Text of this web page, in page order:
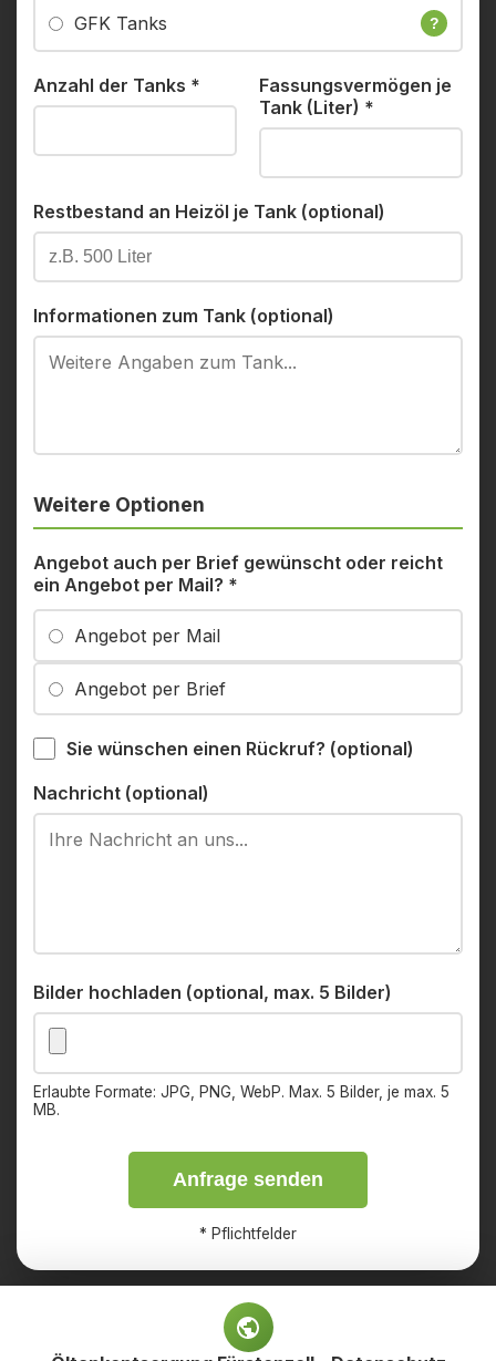
GFK Tanks ?
Anzahl der Tanks *
Fassungsvermögen je
Tank (Liter) *
Restbestand an Heizöl je Tank (optional)
Informationen zum Tank (optional)
Weitere Optionen
Angebot auch per Brief gewünscht oder reicht
ein Angebot per Mail? *
Angebot per Mail
Angebot per Brief
Sie wünschen einen Rückruf? (optional)
Nachricht (optional)
Bilder hochladen (optional, max. 5 Bilder)
Erlaubte Formate: JPG, PNG, WebP. Max. 5 Bilder, je max. 5
MB.
Anfrage senden
* Pflichtfelder